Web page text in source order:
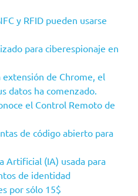
y RFID pueden usarse
para ciberespionaje en
de Chrome, el
datos ha comenzado.
el Control Remoto de
de código abierto para
Artificial (IA) usada para
de identidad
por sólo 15$